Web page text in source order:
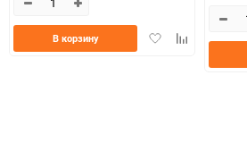
ДобавитьДобавить
сравнению
В корзину